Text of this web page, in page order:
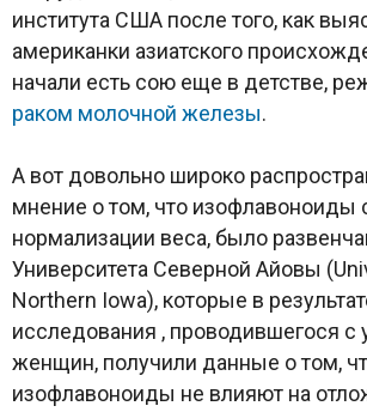
института США после того, как
американки азиатского
начали есть сою еще в детстве,
раком молочной железы.
А вот довольно широко
мнение о том, что изофлавоноиды
нормализации веса, было
Университета Северной Айовы
Northern Iowa), которые в
исследования , проводившегося с
женщин, получили данные о том,
изофлавоноиды не влияют на